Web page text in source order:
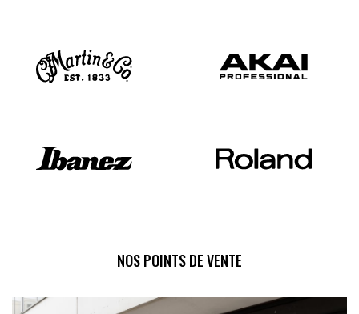
NOS POINTS DE VENTE